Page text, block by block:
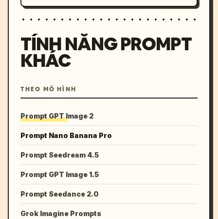
TÍNH NĂNG PROMPT
KHÁC
THEO MÔ HÌNH
Prompt GPT Image 2
Prompt Nano Banana Pro
Prompt Seedream 4.5
Prompt GPT Image 1.5
Prompt Seedance 2.0
Grok Imagine Prompts